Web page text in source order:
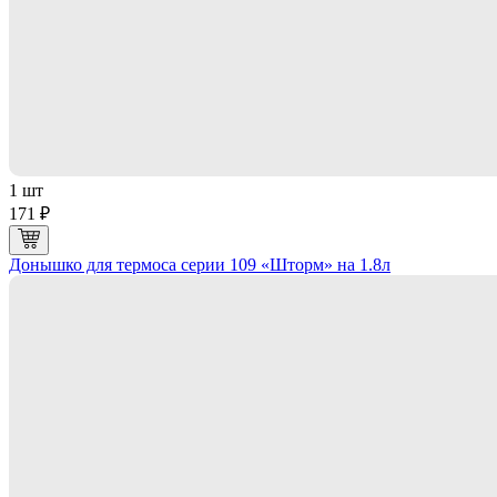
1 шт
171 ₽
Донышко для термоса серии 109 «Шторм» на 1.8л